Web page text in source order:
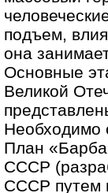
подъем,
она
Основные
Великой
Необходимо
План
СССР
СССР путем